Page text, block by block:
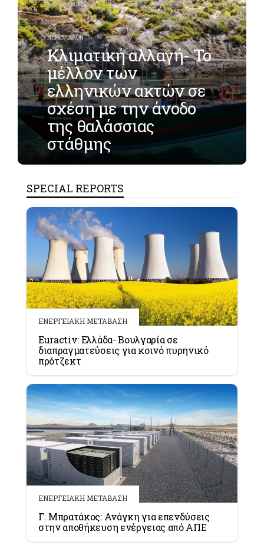
ΠΕΡΙΒΑΛΛΟΝ
Κλιματική αλλαγή- Το
μέλλον των
ελληνικών ακτών σε
σχέση με την άνοδο
της θαλάσσιας
στάθμης
SPECIAL REPORTS
ΕΝΕΡΓΕΙΑΚΗ ΜΕΤΑΒΑΣΗ
Euractiv: Ελλάδα- Βουλγαρία σε
διαπραγματεύσεις για κοινό πυρηνικό
πρότζεκτ
ΕΝΕΡΓΕΙΑΚΗ ΜΕΤΑΒΑΣΗ
Γ. Μπρατάκος: Ανάγκη για επενδύσεις
στην αποθήκευση ενέργειας από ΑΠΕ